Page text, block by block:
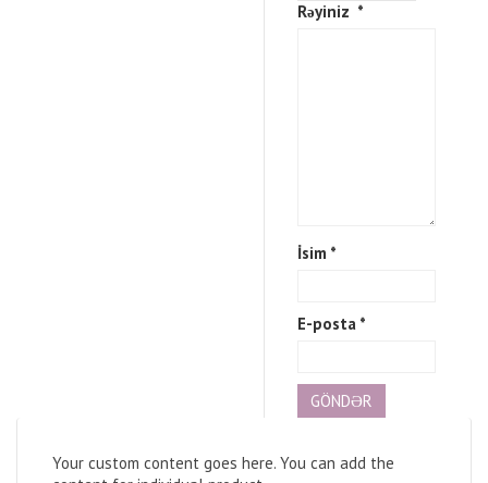
Rəyiniz *
İsim *
E-posta *
Your custom content goes here. You can add the